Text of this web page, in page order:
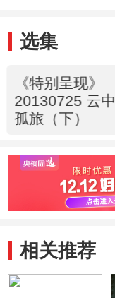
选集
《特别呈现》
20130725 云中
孤旅（下）
相关推荐